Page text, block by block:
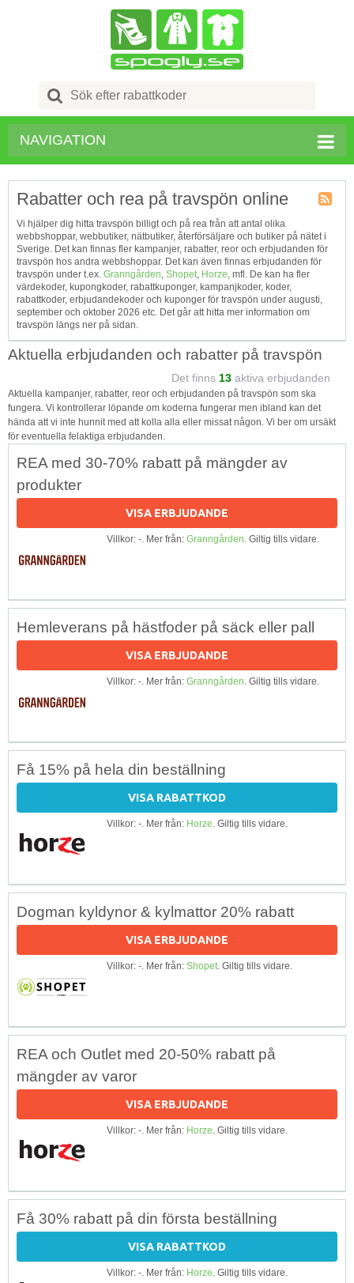
Search
for:
NAVIGATION
Tagg
RSS
Rabatter och rea på travspön online
Vi hjälper dig hitta travspön billigt och på rea från att antal olika
webbshoppar, webbutiker, nätbutiker, återförsäljare och butiker på nätet i
Sverige. Det kan finnas fler kampanjer, rabatter, reor och erbjudanden för
travspön hos andra webbshoppar. Det kan även finnas erbjudanden för
travspön under t.ex. Granngården, Shopet, Horze, mfl. De kan ha fler
värdekoder, kupongkoder, rabattkuponger, kampanjkoder, koder,
rabattkoder, erbjudandekoder och kuponger för travspön under augusti,
september och oktober 2026 etc. Det går att hitta mer information om
travspön längs ner på sidan.
Aktuella erbjudanden och rabatter på travspön
Det finns 13 aktiva erbjudanden
Aktuella kampanjer, rabatter, reor och erbjudanden på travspön som ska
fungera. Vi kontrollerar löpande om koderna fungerar men ibland kan det
hända att vi inte hunnit med att kolla alla eller missat någon. Vi ber om ursäkt
för eventuella felaktiga erbjudanden.
REA med 30-70% rabatt på mängder av
produkter
VISA ERBJUDANDE
Villkor: -. Mer från: Granngården. Giltig tills vidare.
Hemleverans på hästfoder på säck eller pall
VISA ERBJUDANDE
Villkor: -. Mer från: Granngården. Giltig tills vidare.
Få 15% på hela din beställning
VISA RABATTKOD
Villkor: -. Mer från: Horze. Giltig tills vidare.
Dogman kyldynor & kylmattor 20% rabatt
VISA ERBJUDANDE
Villkor: -. Mer från: Shopet. Giltig tills vidare.
REA och Outlet med 20-50% rabatt på
mängder av varor
VISA ERBJUDANDE
Villkor: -. Mer från: Horze. Giltig tills vidare.
Få 30% rabatt på din första beställning
VISA RABATTKOD
Villkor: -. Mer från: Horze. Giltig tills vidare.